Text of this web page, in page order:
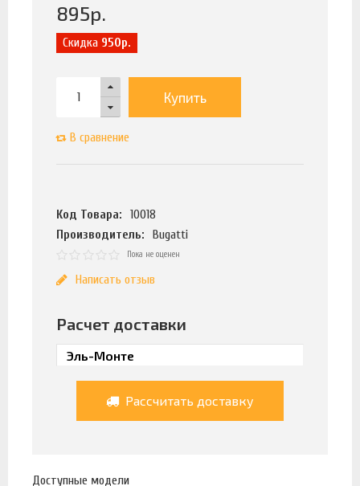
895р.
Скидка 950р.
Купить
В сравнение
Код Товара:
10018
Производитель:
Bugatti
Пока не оценен
Написать отзыв
Расчет доставки
Рассчитать доставку
Доступные модели